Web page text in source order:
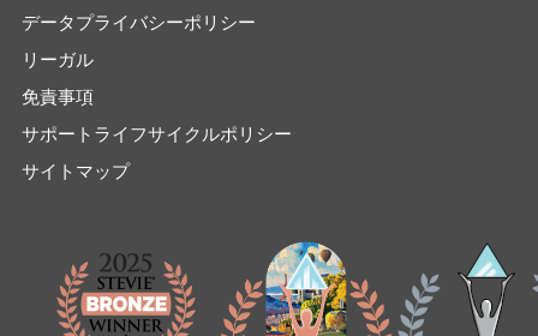
データプライバシーポリシー
リーガル
免責事項
サポートライフサイクルポリシー
サイトマップ